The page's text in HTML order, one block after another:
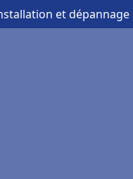
et